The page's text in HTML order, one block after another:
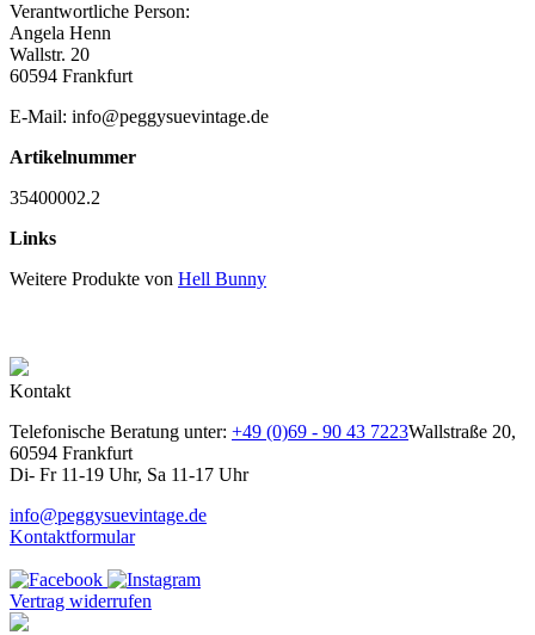
Verantwortliche Person:
Angela Henn
Wallstr. 20
60594 Frankfurt
E-Mail: info@peggysuevintage.de
Artikelnummer
35400002.2
Links
Weitere Produkte von Hell Bunny
Kontakt
Telefonische Beratung unter: +49 (0)69 - 90 43 7223Wallstraße 20,
60594 Frankfurt
Di- Fr 11-19 Uhr, Sa 11-17 Uhr
info@peggysuevintage.de
Kontaktformular
Vertrag widerrufen